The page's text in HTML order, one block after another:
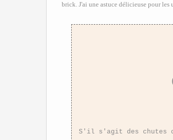
brick. J'ai une astuce délicieuse pour
S'il s'agit des chutes